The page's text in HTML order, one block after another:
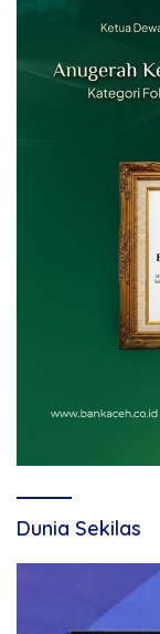
Dunia Sekilas